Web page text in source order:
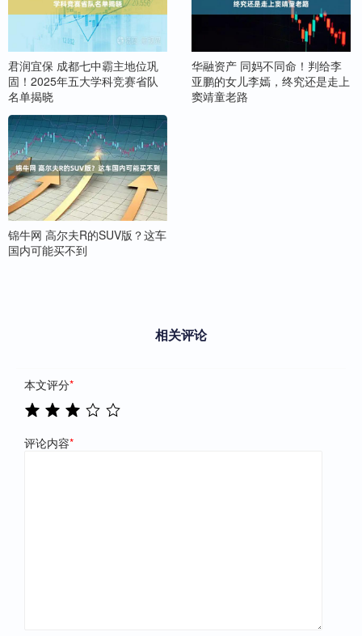
君润宜保 成都七中霸主地位巩
固！2025年五大学科竞赛省队
名单揭晓
华融资产 同妈不同命！判给李
亚鹏的女儿李嫣，终究还是走上
窦靖童老路
锦牛网 高尔夫R的SUV版？这车
国内可能买不到
相关评论
本文评分*
评论内容*